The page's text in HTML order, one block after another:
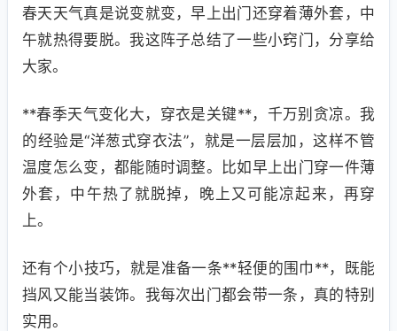
春天天气真是说变就变，早上出门还穿着薄外套，中
午就热得要脱。我这阵子总结了一些小窍门，分享给
大家。
**春季天气变化大，穿衣是关键**，千万别贪凉。我
的经验是“洋葱式穿衣法”，就是一层层加，这样不管
温度怎么变，都能随时调整。比如早上出门穿一件薄
外套，中午热了就脱掉，晚上又可能凉起来，再穿
上。
还有个小技巧，就是准备一条**轻便的围巾**，既能
挡风又能当装饰。我每次出门都会带一条，真的特别
实用。